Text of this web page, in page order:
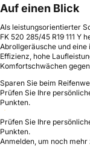
Auf einen Blick
Als leistungsorientierter
FK 520 285/45 R19 111 Y
Abrollgeräusche und
Effizienz, hohe
Komfortschwächen
Sparen Sie beim
Prüfen Sie Ihre
Punkten.
Prüfen Sie Ihre
Punkten.
Anmelden, um noch mehr